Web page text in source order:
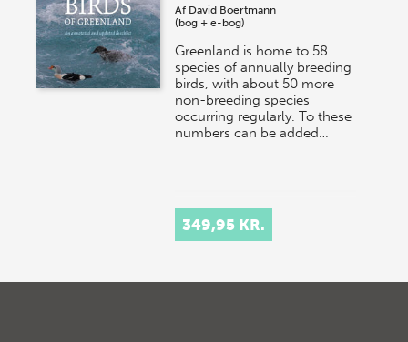
Af David Boertmann
(bog + e-bog)
Greenland is home to 58
species of annually breeding
birds, with about 50 more
non-breeding species
occurring regularly. To these
numbers can be added…
349,95 KR.